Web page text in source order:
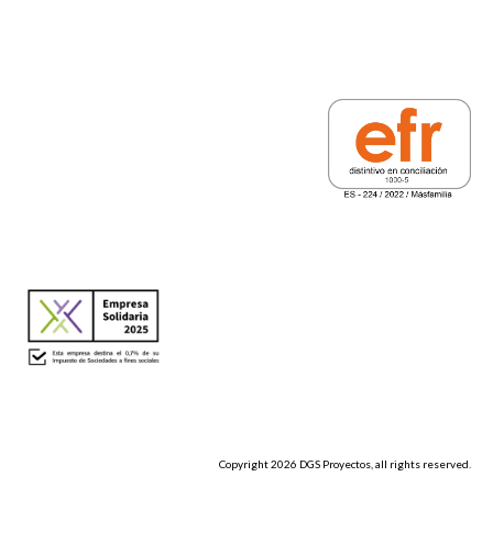
Copyright2026 DGS Proyectos , all rights reserved.